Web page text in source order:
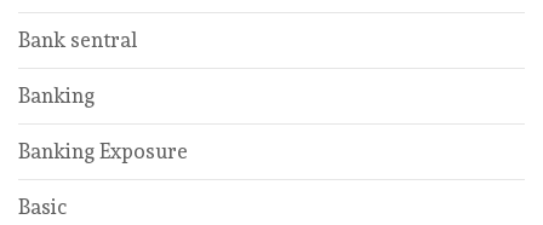
Bank sentral
Banking
Banking Exposure
Basic